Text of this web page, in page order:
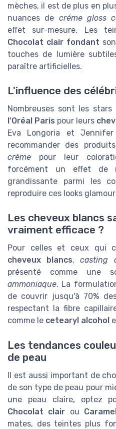
mèches, il est de plus en
nuances de créme gloss
effet sur-mesure. Les
Chocolat clair fondant
touches de lumière
paraître artificielles.
L'influence des
Nombreuses sont les
l'Oréal Paris pour leurs
Eva Longoria et
recommander des
crème pour leur
forcément un effet de
grandissante parmi les
reproduire ces looks
Les cheveux blancs
vraiment efficace ?
Pour celles et ceux qui
cheveux blancs,casting
présenté comme une
ammoniaque. La
de couvrir jusqu'à 70%
respectant la fibre
comme le cetearyl alcohol
Les tendances
de peau
Il est aussi important de
de son type de peau pour
une peau claire, optez
Chocolat clair ou
mates, des teintes plus